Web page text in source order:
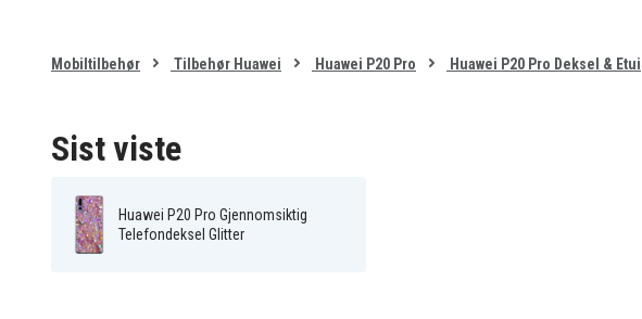
Mobiltilbehør Tilbehør Huawei Huawei P20 Pro Huawei P20 Pro Deksel & Etui
Sist viste
Huawei P20 Pro Gjennomsiktig
Telefondeksel Glitter